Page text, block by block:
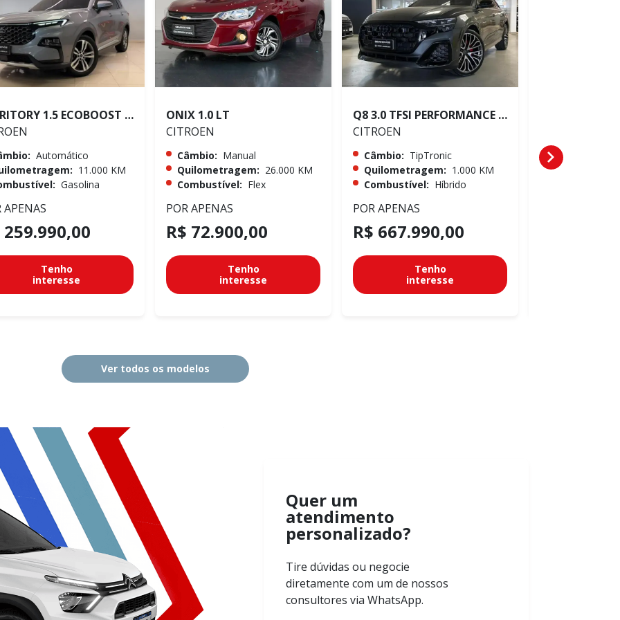
TERRITORY 1.5 ECOBOOST GTDI TITANIUM
Automático
11.000 KM
Gasolina
APENAS
259.990,00
Tenho
interesse
ONIX 1.0 LT
CITROEN
Câmbio: Manual
Quilometragem: 26.000 KM
Combustível: Flex
POR APENAS
R$ 72.900,00
Tenho
interesse
Q8 3.0 TFSI PERFORMANCE BLACK QUATTRO
CITROEN
Câmbio: TipTronic
Quilometragem: 1.000 KM
Combustível: Híbrido
POR APENAS
R$ 667.990,00
Tenho
interesse
Câmbio:
Ver todos os modelos
Quer um
atendimento
personalizado?
Tire dúvidas ou negocie
diretamente com um de nossos
consultores via WhatsApp.